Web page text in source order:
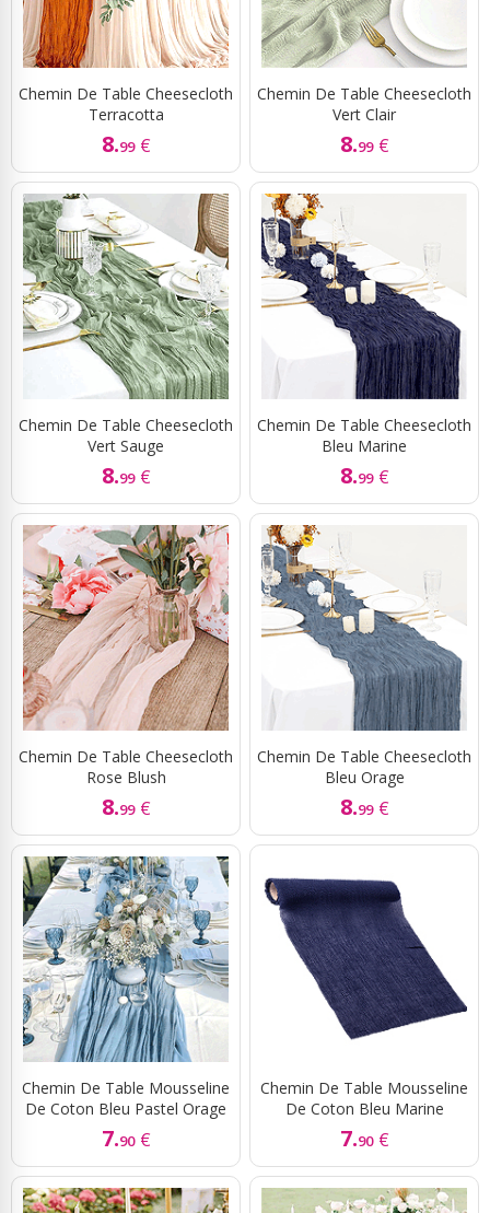
Chemin De Table Cheesecloth
Terracotta
8.99 €
Chemin De Table Cheesecloth
Vert Clair
8.99 €
Chemin De Table Cheesecloth
Vert Sauge
8.99 €
Chemin De Table Cheesecloth
Bleu Marine
8.99 €
Chemin De Table Cheesecloth
Rose Blush
8.99 €
Chemin De Table Cheesecloth
Bleu Orage
8.99 €
Chemin De Table Mousseline
De Coton Bleu Pastel Orage
7.90 €
Chemin De Table Mousseline
De Coton Bleu Marine
7.90 €